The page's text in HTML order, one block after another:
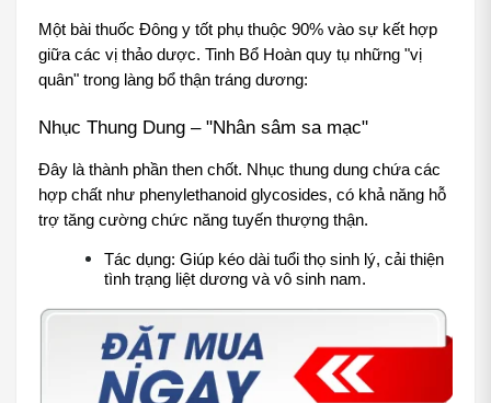
Một bài thuốc Đông y tốt phụ thuộc 90% vào sự kết hợp
giữa các vị thảo dược. Tinh Bổ Hoàn quy tụ những "vị
quân" trong làng bổ thận tráng dương:
Nhục Thung Dung – "Nhân sâm sa mạc"
Đây là thành phần then chốt. Nhục thung dung chứa các
hợp chất như phenylethanoid glycosides, có khả năng hỗ
trợ tăng cường chức năng tuyến thượng thận.
Tác dụng: Giúp kéo dài tuổi thọ sinh lý, cải thiện
tình trạng liệt dương và vô sinh nam.